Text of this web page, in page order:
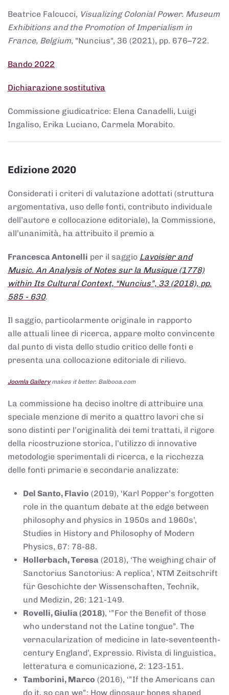
Beatrice Falcucci, Visualizing Colonial Power. Museum
Exhibitions and the Promotion of Imperialism in
France, Belgium, "Nuncius", 36 (2021), pp. 676–722.
Bando 2022
Dichiarazione sostitutiva
Commissione giudicatrice: Elena Canadelli, Luigi
Ingaliso, Erika Luciano, Carmela Morabito.
Edizione 2020
Considerati i criteri di valutazione adottati (struttura
argomentativa, uso delle fonti, contributo individuale
dell’autore e collocazione editoriale), la Commissione,
all’unanimità, ha attribuito il premio a
Francesca Antonelli per il saggio Lavoisier and
Music. An Analysis of Notes sur la Musique (1778)
within Its Cultural Context, “Nuncius”, 33 (2018), pp.
585 - 630.
Il saggio, particolarmente originale in rapporto
alle attuali linee di ricerca, appare molto convincente
dal punto di vista dello studio critico delle fonti e
presenta una collocazione editoriale di rilievo.
Joomla Gallerymakes it better. Balbooa.com
La commissione ha deciso inoltre di attribuire una
speciale menzione di merito a quattro lavori che si
sono distinti per l’originalità dei temi trattati, il rigore
della ricostruzione storica, l’utilizzo di innovative
metodologie sperimentali di ricerca, e la ricchezza
delle fonti primarie e secondarie analizzate:
Del Santo, Flavio (2019), ‘Karl Popper’s forgotten
role in the quantum debate at the edge between
philosophy and physics in 1950s and 1960s’,
Studies in History and Philosophy of Modern
Physics, 67: 78-88.
Hollerbach, Teresa (2018), ‘The weighing chair of
Sanctorius Sanctorius: A replica’, NTM Zeitschrift
für Geschichte der Wissenschaften, Technik,
und Medizin, 26: 121-149.
Rovelli, Giulia (2018), ‘”For the Benefit of those
who understand not the Latine tongue”. The
vernacularization of medicine in late-seventeenth-
century England’, Expressio. Rivista di linguistica,
letteratura e comunicazione, 2: 123-151.
Tamborini, Marco (2016), ‘”If the Americans can
do it, so can we”: How dinosaur bones shaped